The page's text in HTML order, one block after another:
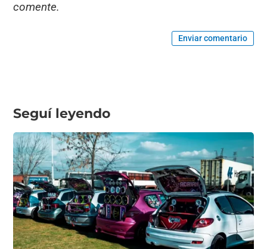
comente.
Enviar comentario
Seguí leyendo